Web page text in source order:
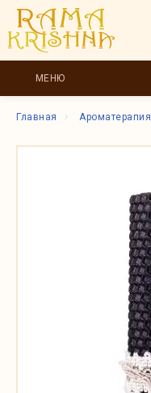
МЕНЮ
Главная Ароматерапия